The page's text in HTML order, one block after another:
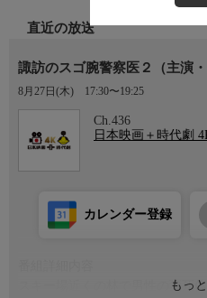
直近の放送
諏訪のスゴ腕警察医２（主演・
8月27日(木) 17:30〜19:25
Ch.436
日本映画＋時代劇
もっ
カレンダー登録
スキー場近くの林で男性の変死